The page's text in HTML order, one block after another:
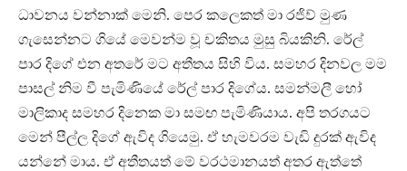
ධාවනය වන්නාක් මෙනි. පෙර කලෙකත් මා රජිව් මුණ
ගැසෙන්නට ගියේ මෙවන්ම වූ චකිතය මුසු බියකිනි. රේල්
පාර දිගේ එන අතරේ මට අතීතය සිහි විය. සමහර දිනවල මම
පාසල් නිම වී පැමිණියේ රේල් පාර දිගේය. සමන්මලී හෝ
මාලිකාද සමහර දිනෙක මා සමඟ පැමිණියාය. අපි තරගයට
මෙන් පීල්ල දිගේ ඇවිද ගියෙමු. ඒ හැමවරම වැඩි දුරක් ඇවිද
යන්නේ මාය. ඒ අතීතයත් මේ වරථමානයත් අතර ඇත්තේ